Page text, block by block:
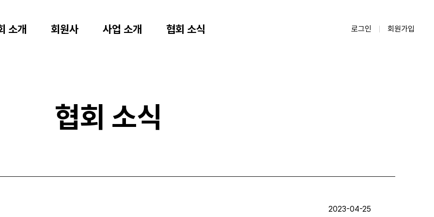
소개 회원사 사업 소개 협회 소식 로그인 회원가입
협회 소식
2023-04-25